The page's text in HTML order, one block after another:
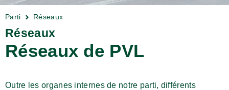
Parti Réseaux
Réseaux
Réseaux de PVL
Outre les organes internes de notre parti, différents